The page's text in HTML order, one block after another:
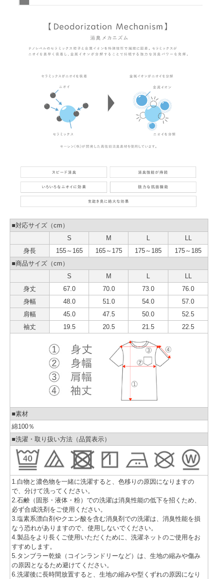
■対応サイズ（cm）
S
M
身長
155～165 165～175 175～185
175～185
■商品サイズ（cm）
S
M
身丈
67.0 70.0 73.0
76.0
身幅
48.0 51.0 54.0
57.0
肩幅
45.0 47.5 50.0
52.5
袖丈
19.5 20.5 21.5 22.5
■素材
綿100％
■洗濯・取り扱い方法（品質表示）
1.白物と濃色物を一緒に洗濯すると、色移りの原因になりますの
で、分けて洗ってください。
2.石鹸（固形・液体・粉）での洗濯は消臭性能の低下を招くため、
必ず合成洗剤をご使用ください。
3.塩素系漂白剤やクエン酸を含む消臭剤での洗濯は、消臭性能を損
なう恐れがありますので、使用しないでください。
4.製品をより長くご使用いただくために、洗濯ネットのご使用をお
すすめします。
5.タンブラー乾燥（コインランドリーなど）は、生地の縮みや傷み
の原因となるため避けてください。
6.洗濯後に長時間放置すると、生地の縮みや型くずれの原因になり